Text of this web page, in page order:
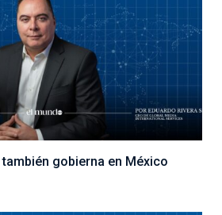
gobierna en México